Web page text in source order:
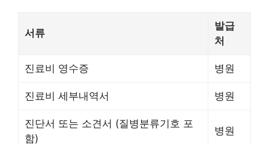
서류
발급
처
진료비 영수증 병원
진료비 세부내역서 병원
진단서 또는 소견서 (질병분류기호 포
함)
병원